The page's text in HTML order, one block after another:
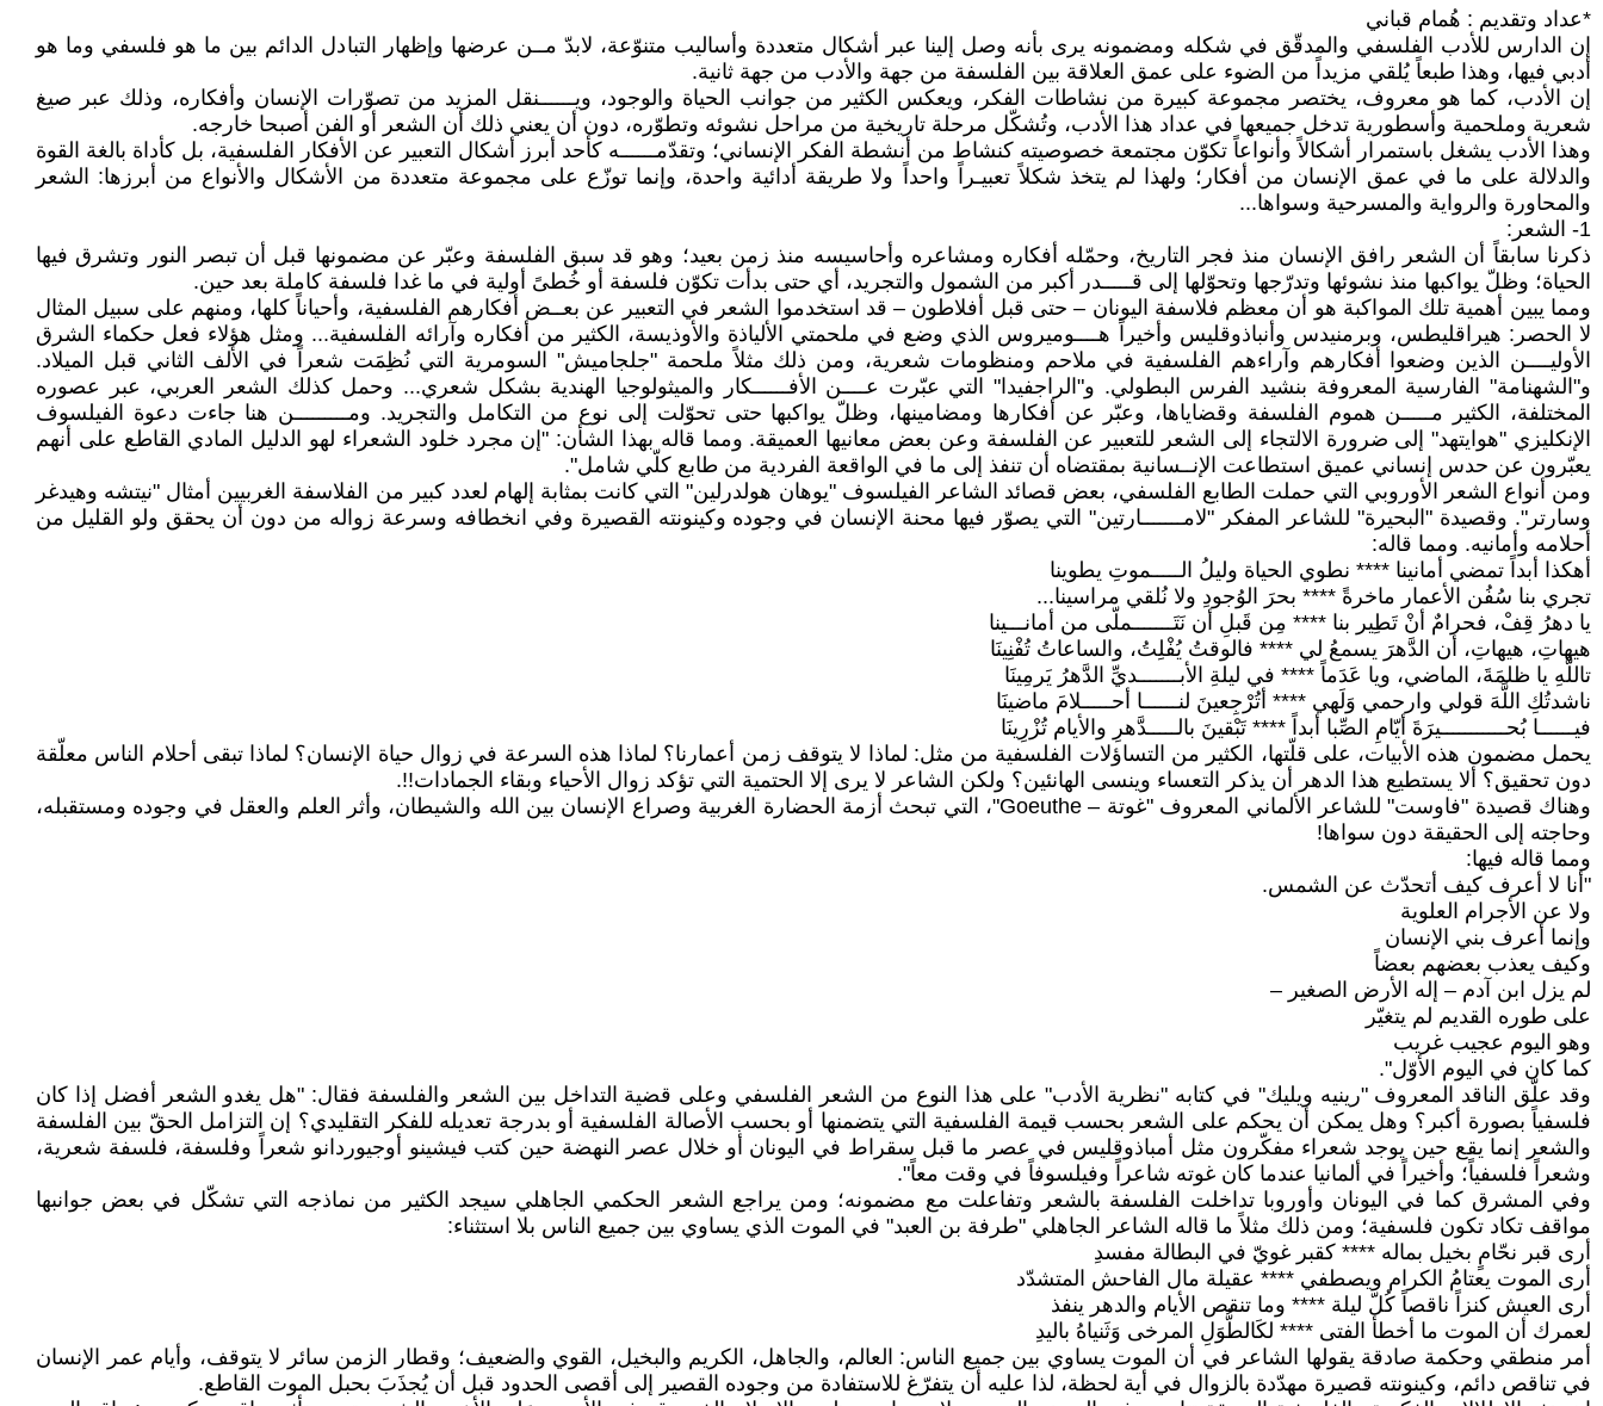
*عداد وتقديم : هُمام قباني
إن الدارس للأدب الفلسفي والمدقّق في شكله ومضمونه يرى بأنه وصل إلينا عبر أشكال متعددة وأساليب متنوّعة، لابدّ مــن عرضها وإظهار التبادل الدائم بين ما هو فلسفي وما هو
أدبي فيها، وهذا طبعاً يُلقي مزيداً من الضوء على عمق العلاقة بين الفلسفة من جهة والأدب من جهة ثانية.
إن الأدب، كما هو معروف، يختصر مجموعة كبيرة من نشاطات الفكر، ويعكس الكثير من جوانب الحياة والوجود، ويــــــنقل المزيد من تصوّرات الإنسان وأفكاره، وذلك عبر صيغ
شعرية وملحمية وأسطورية تدخل جميعها في عداد هذا الأدب، وتُشكّل مرحلة تاريخية من مراحل نشوئه وتطوّره، دون أن يعني ذلك أن الشعر أو الفن أصبحا خارجه.
وهذا الأدب يشغل باستمرار أشكالاً وأنواعاً تكوّن مجتمعة خصوصيته كنشاط من أنشطة الفكر الإنساني؛ وتقدّمــــــه كأحد أبرز أشكال التعبير عن الأفكار الفلسفية، بل كأداة بالغة القوة
والدلالة على ما في عمق الإنسان من أفكار؛ ولهذا لم يتخذ شكلاً تعبيـراً واحداً ولا طريقة أدائية واحدة، وإنما توزّع على مجموعة متعددة من الأشكال والأنواع من أبرزها: الشعر
والمحاورة والرواية والمسرحية وسواها...
1- الشعر:
ذكرنا سابقاً أن الشعر رافق الإنسان منذ فجر التاريخ، وحمّله أفكاره ومشاعره وأحاسيسه منذ زمن بعيد؛ وهو قد سبق الفلسفة وعبّر عن مضمونها قبل أن تبصر النور وتشرق فيها
الحياة؛ وظلّ يواكبها منذ نشوئها وتدرّجها وتحوّلها إلى قـــــدر أكبر من الشمول والتجريد، أي حتى بدأت تكوّن فلسفة أو خُطىً أولية في ما غدا فلسفة كاملة بعد حين.
ومما يبين أهمية تلك المواكبة هو أن معظم فلاسفة اليونان – حتى قبل أفلاطون – قد استخدموا الشعر في التعبير عن بعــض أفكارهم الفلسفية، وأحياناً كلها، ومنهم على سبيل المثال
لا الحصر: هيراقليطس، وبرمنيدس وأنباذوقليس وأخيراً هــــوميروس الذي وضع في ملحمتي الألياذة والأوذيسة، الكثير من أفكاره وآرائه الفلسفية... ومثل هؤلاء فعل حكماء الشرق
الأوليــــن الذين وضعوا أفكارهم وآراءهم الفلسفية في ملاحم ومنظومات شعرية، ومن ذلك مثلاً ملحمة "جلجاميش" السومرية التي نُظِمَت شعراً في الألف الثاني قبل الميلاد.
و"الشهنامة" الفارسية المعروفة بنشيد الفرس البطولي. و"الراجفيدا" التي عبّرت عــــن الأفــــــكار والميثولوجيا الهندية بشكل شعري... وحمل كذلك الشعر العربي، عبر عصوره
المختلفة، الكثير مـــــن هموم الفلسفة وقضاياها، وعبّر عن أفكارها ومضامينها، وظلّ يواكبها حتى تحوّلت إلى نوع من التكامل والتجريد. ومـــــــــن هنا جاءت دعوة الفيلسوف
الإنكليزي "هوايتهد" إلى ضرورة الالتجاء إلى الشعر للتعبير عن الفلسفة وعن بعض معانيها العميقة. ومما قاله بهذا الشأن: "إن مجرد خلود الشعراء لهو الدليل المادي القاطع على أنهم
يعبّرون عن حدس إنساني عميق استطاعت الإنــسانية بمقتضاه أن تنفذ إلى ما في الواقعة الفردية من طابع كلّي شامل".
ومن أنواع الشعر الأوروبي التي حملت الطابع الفلسفي، بعض قصائد الشاعر الفيلسوف "يوهان هولدرلين" التي كانت بمثابة إلهام لعدد كبير من الفلاسفة الغربيين أمثال "نيتشه وهيدغر
وسارتر". وقصيدة "البحيرة" للشاعر المفكر "لامـــــــارتين" التي يصوّر فيها محنة الإنسان في وجوده وكينونته القصيرة وفي انخطافه وسرعة زواله من دون أن يحقق ولو القليل من
أحلامه وأمانيه. ومما قاله:
أهكذا أبداً تمضي أمانينا **** نطوي الحياة وليلُ الـــــموتِ يطوينا
تجري بنا سُفُن الأعمار ماخرةً **** بحرَ الوُجودِ ولا نُلقي مراسينا...
يا دهرُ قِفْ، فحرامٌ أنْ تَطِير بنا **** مِن قَبلِ أن نَتَـــــــملّى من أمانـــينا
هيهاتِ، هيهاتِ، أن الدَّهرَ يسمعُ لي **** فالوقتُ يُفْلِتُ، والساعاتُ تُفْنِينَا
تاللَّهِ يا ظلمَةَ، الماضي، ويا عَدَماً **** في ليلةِ الأبـــــــديِّ الدَّهرُ يَرمِينَا
ناشدتُكِ اللَّهَ قولي وارحمي وَلَهي **** أتُرْجِعينَ لنــــــا أحـــــلامَ ماضينَا
فيــــــا بُحـــــــــــيرَةَ أيّامِ الصِّبا أبداً **** تَبْقينَ بالـــــدَّهرِ والأيام تُزْرِينَا
يحمل مضمون هذه الأبيات، على قلّتها، الكثير من التساؤلات الفلسفية من مثل: لماذا لا يتوقف زمن أعمارنا؟ لماذا هذه السرعة في زوال حياة الإنسان؟ لماذا تبقى أحلام الناس معلّقة
دون تحقيق؟ ألا يستطيع هذا الدهر أن يذكر التعساء وينسى الهانئين؟ ولكن الشاعر لا يرى إلا الحتمية التي تؤكد زوال الأحياء وبقاء الجمادات!!.
وهناك قصيدة "فاوست" للشاعر الألماني المعروف "غوتة – Goeuthe"، التي تبحث أزمة الحضارة الغربية وصراع الإنسان بين الله والشيطان، وأثر العلم والعقل في وجوده ومستقبله،
وحاجته إلى الحقيقة دون سواها!
ومما قاله فيها:
"أنا لا أعرف كيف أتحدّث عن الشمس.
ولا عن الأجرام العلوية
وإنما أعرف بني الإنسان
وكيف يعذب بعضهم بعضاً
لم يزل ابن آدم – إله الأرض الصغير –
على طوره القديم لم يتغيّر
وهو اليوم عجيب غريب
كما كان في اليوم الأوّل".
وقد علّق الناقد المعروف "رينيه ويليك" في كتابه "نظرية الأدب" على هذا النوع من الشعر الفلسفي وعلى قضية التداخل بين الشعر والفلسفة فقال: "هل يغدو الشعر أفضل إذا كان
فلسفياً بصورة أكبر؟ وهل يمكن أن يحكم على الشعر بحسب قيمة الفلسفية التي يتضمنها أو بحسب الأصالة الفلسفية أو بدرجة تعديله للفكر التقليدي؟ إن التزامل الحقّ بين الفلسفة
والشعر إنما يقع حين يوجد شعراء مفكّرون مثل أمباذوقليس في عصر ما قبل سقراط في اليونان أو خلال عصر النهضة حين كتب فيشينو أوجيوردانو شعراً وفلسفة، فلسفة شعرية،
وشعراً فلسفياً؛ وأخيراً في ألمانيا عندما كان غوته شاعراً وفيلسوفاً في وقت معاً".
وفي المشرق كما في اليونان وأوروبا تداخلت الفلسفة بالشعر وتفاعلت مع مضمونه؛ ومن يراجع الشعر الحكمي الجاهلي سيجد الكثير من نماذجه التي تشكّل في بعض جوانبها
مواقف تكاد تكون فلسفية؛ ومن ذلك مثلاً ما قاله الشاعر الجاهلي "طرفة بن العبد" في الموت الذي يساوي بين جميع الناس بلا استثناء:
أرى قبر نحّامٍ بخيل بماله **** كقبر غويّ في البطالة مفسدِ
أرى الموت يعتامُ الكرام ويصطفي **** عقيلة مال الفاحش المتشدّد
أرى العيش كنزاً ناقصاً كُلّ ليلة **** وما تنقص الأيام والدهر ينفذ
لعمرك أن الموت ما أخطأ الفتى **** لكَالطُّوَلِ المرخى وَثَنياهُ باليدِ
أمر منطقي وحكمة صادقة يقولها الشاعر في أن الموت يساوي بين جميع الناس: العالم، والجاهل، الكريم والبخيل، القوي والضعيف؛ وقطار الزمن سائر لا يتوقف، وأيام عمر الإنسان
في تناقص دائم، وكينونته قصيرة مهدّدة بالزوال في أية لحظة، لذا عليه أن يتفرّغ للاستفادة من وجوده القصير إلى أقصى الحدود قبل أن يُجذَبَ بحبل الموت القاطع.